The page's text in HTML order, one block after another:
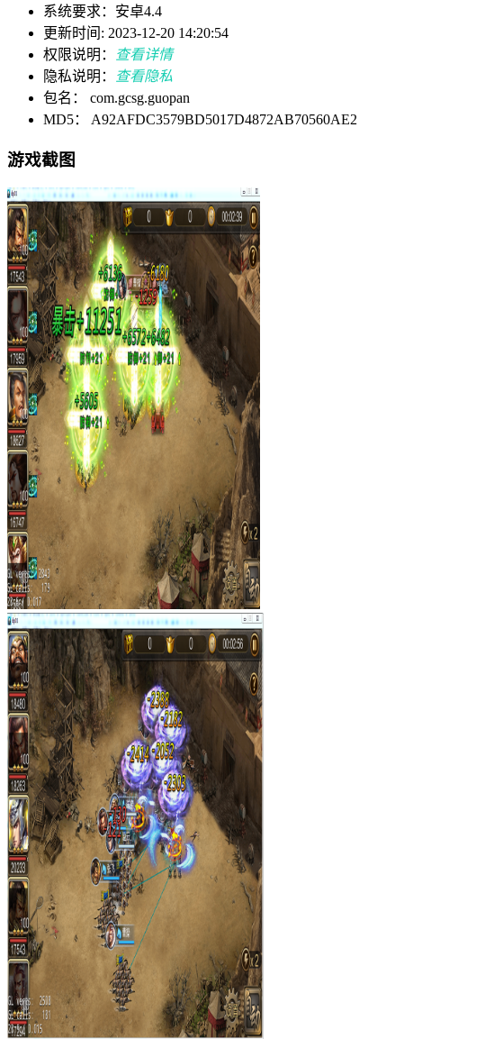
系统要求：安卓4.4
更新时间: 2023-12-20 14:20:54
权限说明：
查看详情
隐私说明：
查看隐私
包名： com.gcsg.guopan
MD5： A92AFDC3579BD5017D4872AB70560AE2
游戏截图